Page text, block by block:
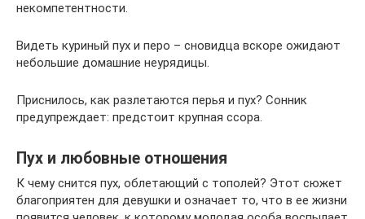
некомпетентности.
Видеть куриный пух и перо – сновидца вскоре ожидают
небольшие домашние неурядицы.
Приснилось, как разлетаются перья и пух? Сонник
предупреждает: предстоит крупная ссора.
Пух и любовные отношения
К чему снится пух, облетающий с тополей? Этот сюжет
благоприятен для девушки и означает то, что в ее жизни